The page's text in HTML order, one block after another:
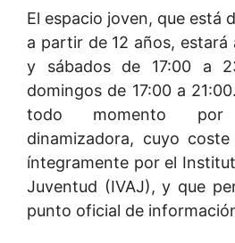
El espacio joven, que está
a partir de 12 años,
y sábados de 17:00 a
domingos de 17:00 a
todo momento por
dinamizadora, cuyo
íntegramente por el
Juventud (IVAJ), y que
punto oficial de